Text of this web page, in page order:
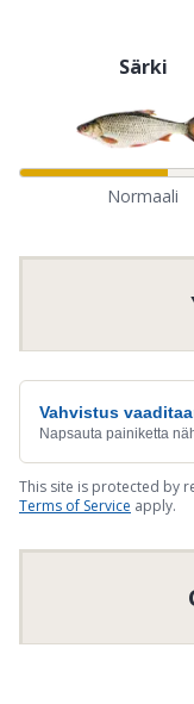
Särki
Normaali
Vahvistus
Napsauta painiketta
This site is protected by
Terms of Service apply.